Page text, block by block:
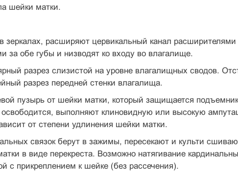
шейки матки.
зеркалах, расширяют цервикальный канал
за обе губы и низводят ко входу во влагалище.
разрез слизистой на уровне влагалищных сводов.
разрез передней стенки влагалища.
пузырь от шейки матки, который защищается
освободится, выполняют клиновидную или высокую
от степени удлинения шейки матки.
связок берут в зажимы, пере­секают и культи
в виде перекреста. Возможно натягивание
с прикреплением к шейке (без рассечения).